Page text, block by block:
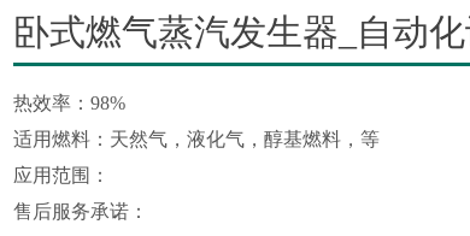
卧式燃气蒸汽发生器_自动
热效率：98%
适用燃料：天然气，液化气，醇基燃料，等
应用范围：
售后服务承诺：